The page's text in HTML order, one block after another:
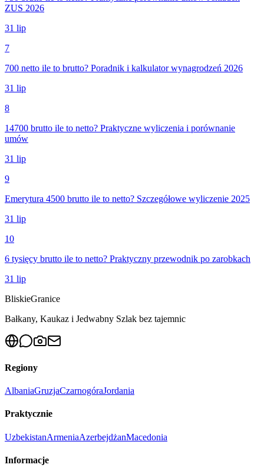
ZUS 2026
31 lip
7
700 netto ile to brutto? Poradnik i kalkulator wynagrodzeń 2026
31 lip
8
14700 brutto ile to netto? Praktyczne wyliczenia i porównanie
umów
31 lip
9
Emerytura 4500 brutto ile to netto? Szczegółowe wyliczenie 2025
31 lip
10
6 tysięcy brutto ile to netto? Praktyczny przewodnik po zarobkach
31 lip
BliskieGranice
Bałkany, Kaukaz i Jedwabny Szlak bez tajemnic
Regiony
AlbaniaGruzjaCzarnogóraJordania
Praktycznie
UzbekistanArmeniaAzerbejdżanMacedonia
Informacje